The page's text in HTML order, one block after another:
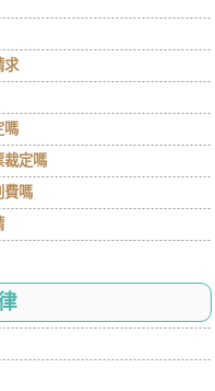
求
嗎
裁定嗎
費嗎